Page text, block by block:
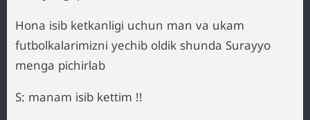
Hona isib ketkanligi uchun man va ukam
futbolkalarimizni yechib oldik shunda Surayyo
menga pichirlab
S: manam isib kettim !!